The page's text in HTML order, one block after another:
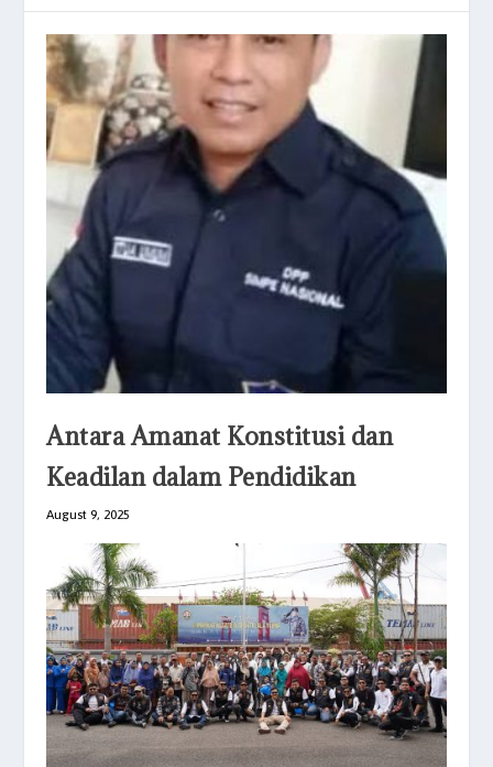
Antara Amanat Konstitusi dan
Keadilan dalam Pendidikan
August 9, 2025